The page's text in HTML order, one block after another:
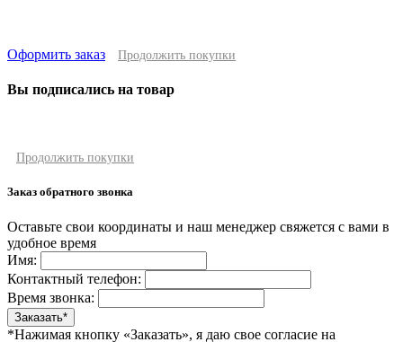
Оформить заказ Продолжить покупки
Вы подписались на товар
Продолжить покупки
Заказ обратного звонка
Оставьте свои координаты и наш менеджер свяжется с вами в
удобное время
Имя:
Контактный телефон:
Время звонка:
*Нажимая кнопку «Заказать», я даю свое согласие на